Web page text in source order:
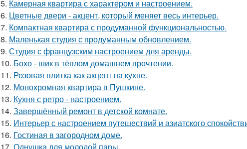
5. Камерная квартира с характером и настроением.
6. Цветные двери - акцент, который меняет весь интерьер.
7. Компактная квартира с продуманной функциональностью.
8. Маленькая студия с продуманным обновлением.
9. Студия с французским настроением для аренды.
10. Бохо - шик в тёплом домашнем прочтении.
11. Розовая плитка как акцент на кухне.
12. Монохромная квартира в Пушкине.
13. Кухня с ретро - настроением.
14. Завершённый ремонт в детской комнате.
15. Интерьер с настроением путешествий и азиатского
16. Гостиная в загородном доме.